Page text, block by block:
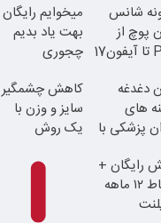
شانس
پوچ از
PS5 تا آیفون17
میخوایم رایگان
بهت یاد بدیم
چجوری
نداری امتحانش
مجانیه
دغدغه
های
پزشکی با
کاهش چشمگیر
سایز و وزن با
یک روش
رایگان +
اقساط ۱۲ ماهه